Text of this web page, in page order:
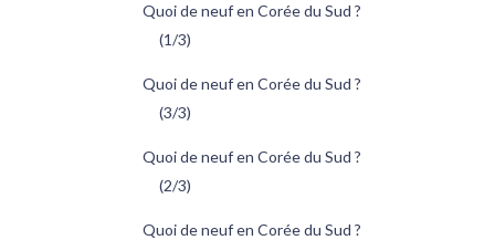
Quoi de neuf en Corée du Sud ?
(1/3)
Quoi de neuf en Corée du Sud ?
(3/3)
Quoi de neuf en Corée du Sud ?
(2/3)
Quoi de neuf en Corée du Sud ?